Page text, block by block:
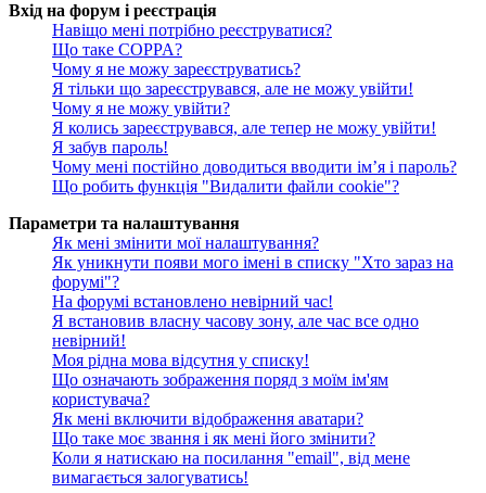
Вхід на форум і реєстрація
Навіщо мені потрібно реєструватися?
Що таке COPPA?
Чому я не можу зареєструватись?
Я тільки що зареєструвався, але не можу увійти!
Чому я не можу увійти?
Я колись зареєструвався, але тепер не можу увійти!
Я забув пароль!
Чому мені постійно доводиться вводити ім’я і пароль?
Що робить функція "Видалити файли cookie"?
Параметри та налаштування
Як мені змінити мої налаштування?
Як уникнути появи мого імені в списку "Хто зараз на
форумі"?
На форумі встановлено невірний час!
Я встановив власну часову зону, але час все одно
невірний!
Моя рідна мова відсутня у списку!
Що означають зображення поряд з моїм ім'ям
користувача?
Як мені включити відображення аватари?
Що таке моє звання і як мені його змінити?
Коли я натискаю на посилання "email", від мене
вимагається залогуватись!